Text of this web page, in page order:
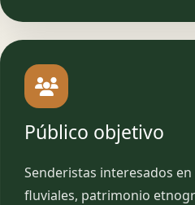
Público objetivo
Senderistas interesados en
fluviales, patrimonio